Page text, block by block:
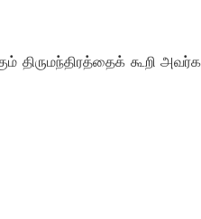
திருமந்திரத்தைக் கூறி